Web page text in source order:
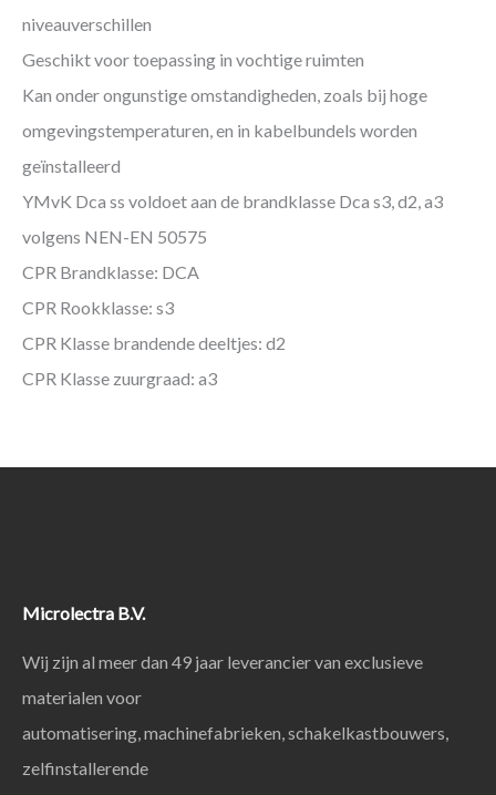
niveauverschillen
Geschikt voor toepassing in vochtige ruimten
Kan onder ongunstige omstandigheden, zoals bij hoge
omgevingstemperaturen, en in kabelbundels worden
geïnstalleerd
YMvK Dca ss voldoet aan de brandklasse Dca s3, d2, a3
volgens NEN-EN 50575
CPR Brandklasse: DCA
CPR Rookklasse: s3
CPR Klasse brandende deeltjes: d2
CPR Klasse zuurgraad: a3
Microlectra B.V.
Wij zijn al meer dan 49 jaar leverancier van exclusieve
materialen voor
automatisering, machinefabrieken, schakelkastbouwers,
zelfinstallerende